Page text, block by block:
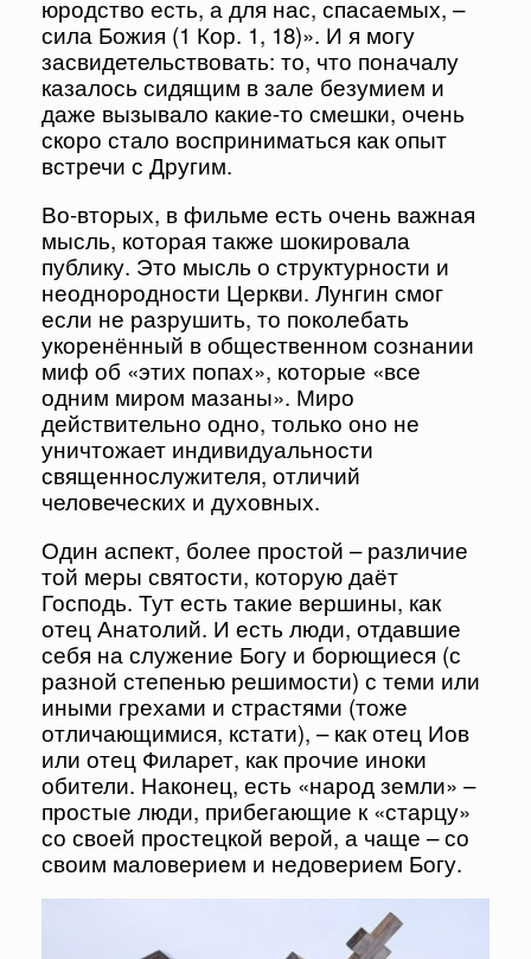
юродство есть, а для нас, спасаемых, –
сила Божия (1 Кор. 1, 18)». И я могу
засвидетельствовать: то, что поначалу
казалось сидящим в зале безумием и
даже вызывало какие-то смешки, очень
скоро стало восприниматься как опыт
встречи с Другим.
Во-вторых, в фильме есть очень важная
мысль, которая также шокировала
публику. Это мысль о структурности и
неоднородности Церкви. Лунгин смог
если не разрушить, то поколебать
укоренённый в общественном сознании
миф об «этих попах», которые «все
одним миром мазаны». Миро
действительно одно, только оно не
уничтожает индивидуальности
священнослужителя, отличий
человеческих и духовных.
Один аспект, более простой – различие
той меры святости, которую даёт
Господь. Тут есть такие вершины, как
отец Анатолий. И есть люди, отдавшие
себя на служение Богу и борющиеся (с
разной степенью решимости) с теми или
иными грехами и страстями (тоже
отличающимися, кстати), – как отец Иов
или отец Филарет, как прочие иноки
обители. Наконец, есть «народ земли» –
простые люди, прибегающие к «старцу»
со своей простецкой верой, а чаще – со
своим маловерием и недоверием Богу.